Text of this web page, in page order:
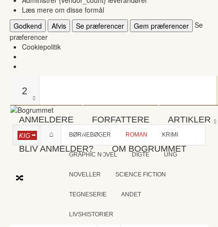
Læs mere om disse formål
Godkend
Afvis Se præferencer Gem præferencer Se
præferencer
Cookiepolitik
2
ANMELDERE FORFATTERE ARTIKLER
BLIV ANMELDER? OM BOGRUMMET
KIG BØRNEBØGER ROMAN KRIMI
GRAPHIC NOVEL DIGTE UNG
NOVELLER SCIENCE FICTION
TEGNESERIE ANDET
LIVSHISTORIER